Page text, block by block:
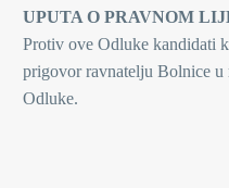
UPUTA O PRAVNOM
Protiv ove Odluke kandidati
prigovor ravnatelju Bolnice u
Odluke.